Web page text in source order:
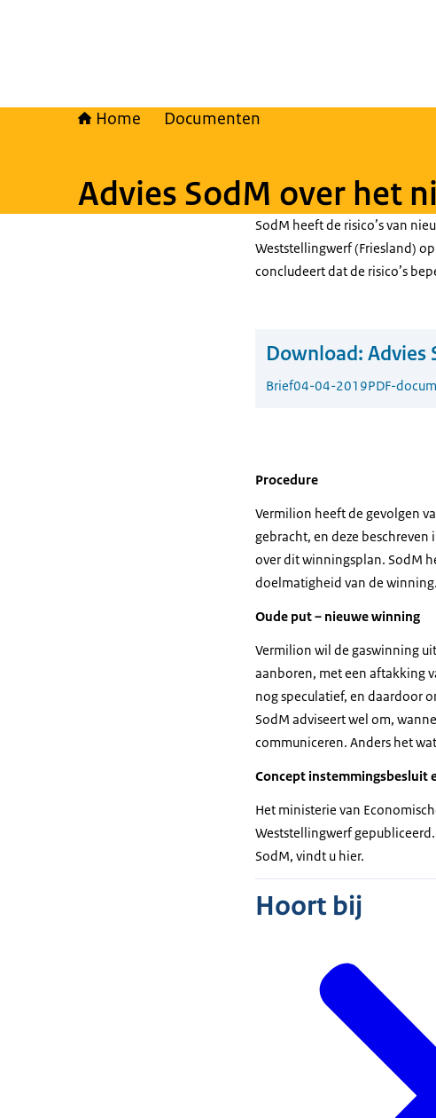
Home Documenten
Advies SodM over het
SodM heeft de risico’s van
Weststellingwerf (Friesland)
concludeert dat de risico’s
Download: Advies
Brief04-04-2019PDF-
Procedure
Vermilion heeft de gevolgen
gebracht, en deze
over dit winningsplan. SodM
doelmatigheid van de winning.
Oude put – nieuwe winning
Vermilion wil de gaswinning
aanboren, met een aftakking
nog speculatief, en daardoor
SodM adviseert wel om,
communiceren. Anders het
Concept instemmingsbesluit
Het ministerie van
Weststellingwerf
SodM, vindt u hier.
Hoort bij